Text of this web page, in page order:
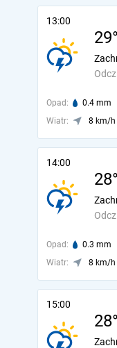
13:00
Opad: 0.4 mm
Wiatr:
8 km/h
14:00
Opad: 0.3 mm
Wiatr:
8 km/h
15:00